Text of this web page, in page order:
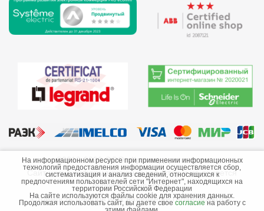
©2013-2026 ООО «Краснодарэлектро»
Сайт носит информационный характер и не является
публичной офертой.
Стоимость товаров и их наличие не гарантируются.
На информационном ресурсе при применении информационных
технологий предоставления информации осуществляется сбор,
систематизация и анализ сведений, относящихся к
предпочтениям пользователей сети "Интернет", находящихся на
территории Российской Федерации
На сайте используются файлы cookie для хранения данных.
Продолжая использовать сайт, вы даете свое согласие на работу с